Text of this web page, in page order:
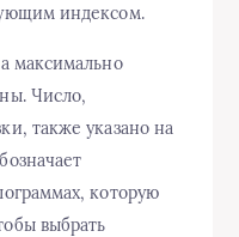
индексом.
максимально
Число,
также указано на
которую
выбрать